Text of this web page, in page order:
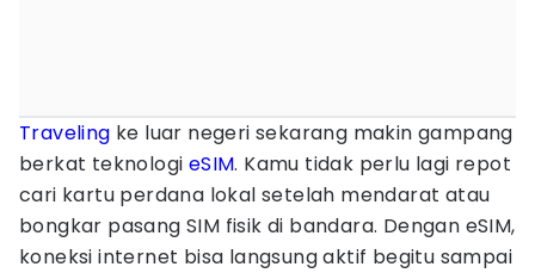
Traveling ke luar negeri sekarang makin gampang
berkat teknologi eSIM. Kamu tidak perlu lagi repot
cari kartu perdana lokal setelah mendarat atau
bongkar pasang SIM fisik di bandara. Dengan eSIM,
koneksi internet bisa langsung aktif begitu sampai